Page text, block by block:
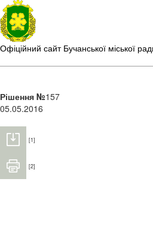
Офіційний сайт Бучанської міської
Рішення №157
05.05.2016
[1]
[2]